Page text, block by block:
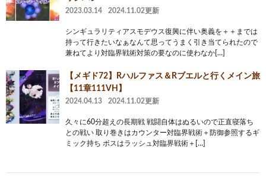
2023.03.14 2024.11.02更新
シンギュラリティアスモデウス復興に伴い奥義を＋＋までは
持って行きたいなぁなんて思ってうまく引き当てられたので
兼ねてより対臨界戦術対策の要なのに使わなか[…]
【メギド72】Rハルファス＆Rブエルと行くメイン旅
【11章111VH】
2024.04.13 2024.11.02更新
久々に60分超えの長期戦 戦闘自体はぬるいので正直寝落ち
との戦い 取り巻きはカウンター対臨界戦術＋防御参照するギ
ミック持ち ボスはラッシュ対臨界戦術＋[…]